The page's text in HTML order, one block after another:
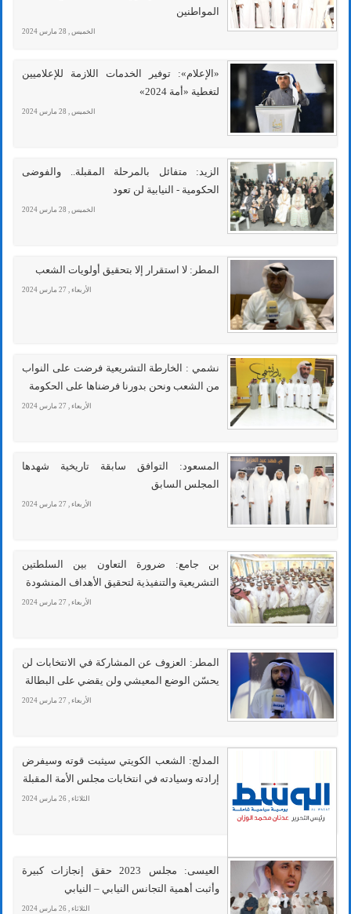
المواطنين
الخميس , 28 مارس 2024
«الإعلام»: توفير الخدمات اللازمة للإعلاميين
لتغطية «أمة 2024»
الخميس , 28 مارس 2024
الزيد: متفائل بالمرحلة المقبلة.. والفوضى
الحكومية - النيابية لن تعود
الخميس , 28 مارس 2024
المطر: لا استقرار إلا بتحقيق أولويات الشعب
الأربعاء , 27 مارس 2024
نشمي : الخارطة التشريعية فرضت على النواب
من الشعب ونحن بدورنا فرضناها على الحكومة
الأربعاء , 27 مارس 2024
المسعود: التوافق سابقة تاريخية شهدها
المجلس السابق
الأربعاء , 27 مارس 2024
بن جامع: ضرورة التعاون بين السلطتين
التشريعية والتنفيذية لتحقيق الأهداف المنشودة
الأربعاء , 27 مارس 2024
المطر: العزوف عن المشاركة في الانتخابات لن
يحسّن الوضع المعيشي ولن يقضي على البطالة
الأربعاء , 27 مارس 2024
المدلج: الشعب الكويتي سيثبت قوته وسيفرض
إرادته وسيادته في انتخابات مجلس الأمة المقبلة
الثلاثاء , 26 مارس 2024
العيسى: مجلس 2023 حقق إنجازات كبيرة
وأثبت أهمية التجانس النيابي – النيابي
الثلاثاء , 26 مارس 2024